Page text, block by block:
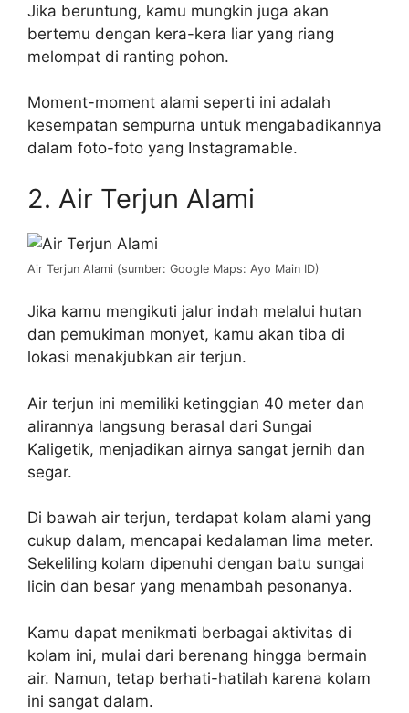
Jika beruntung, kamu mungkin juga akan
bertemu dengan kera-kera liar yang riang
melompat di ranting pohon.
Moment-moment alami seperti ini adalah
kesempatan sempurna untuk mengabadikannya
dalam foto-foto yang Instagramable.
2. Air Terjun Alami
Air Terjun Alami (sumber: Google Maps: Ayo Main ID)
Jika kamu mengikuti jalur indah melalui hutan
dan pemukiman monyet, kamu akan tiba di
lokasi menakjubkan air terjun.
Air terjun ini memiliki ketinggian 40 meter dan
alirannya langsung berasal dari Sungai
Kaligetik, menjadikan airnya sangat jernih dan
segar.
Di bawah air terjun, terdapat kolam alami yang
cukup dalam, mencapai kedalaman lima meter.
Sekeliling kolam dipenuhi dengan batu sungai
licin dan besar yang menambah pesonanya.
Kamu dapat menikmati berbagai aktivitas di
kolam ini, mulai dari berenang hingga bermain
air. Namun, tetap berhati-hatilah karena kolam
ini sangat dalam.